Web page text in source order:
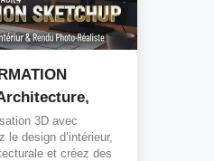
Photo-
3D avec
le design d’intérieur,
et créez des